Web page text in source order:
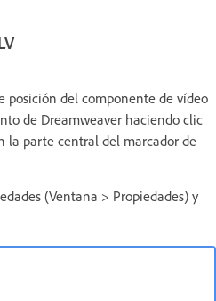
posición del componente de vídeo
de Dreamweaver haciendo clic
la parte central del marcador de
(Ventana > Propiedades) y